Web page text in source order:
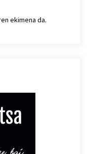
ekimena da.